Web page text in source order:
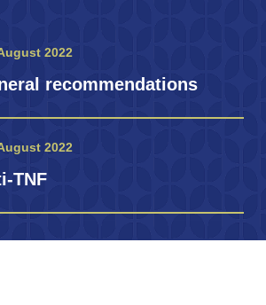
recommendations
2022
TNF
2022